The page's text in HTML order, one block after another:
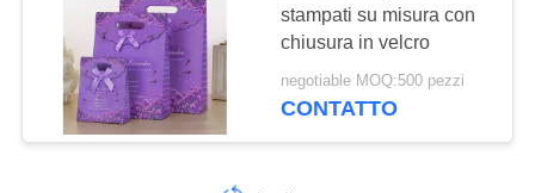
stampati su misura con
chiusura in velcro
negotiable MOQ:500 pezzi
CONTATTO